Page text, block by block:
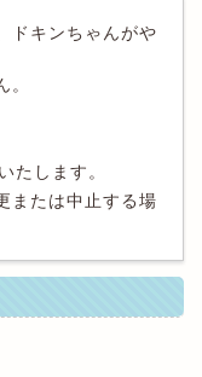
ドキンちゃんがや
。
たします。
または中止する場